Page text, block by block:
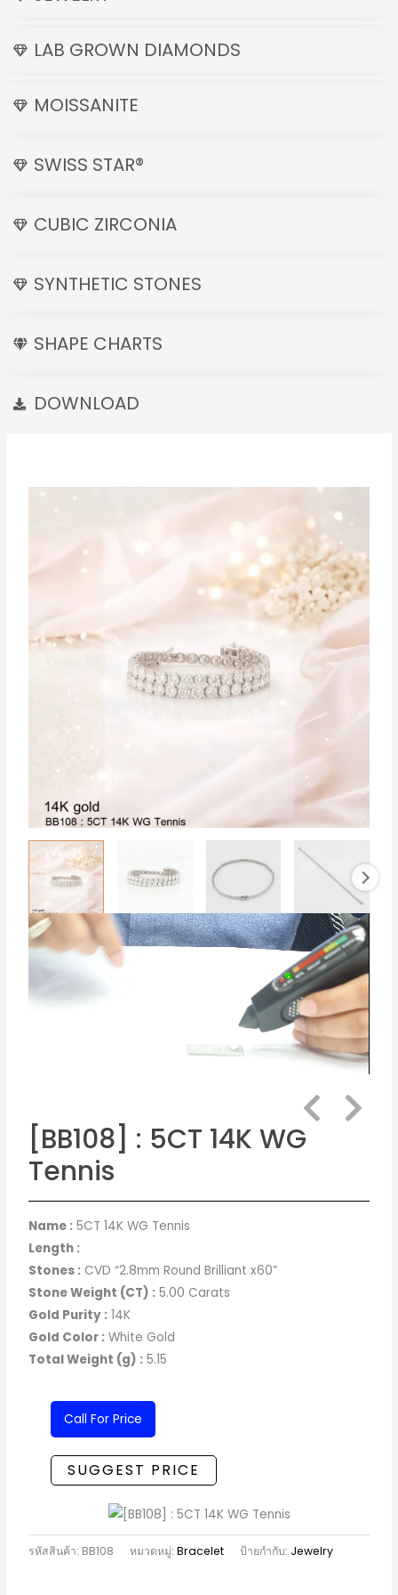
LAB GROWN DIAMONDS
MOISSANITE
SWISS STAR®
CUBIC ZIRCONIA
SYNTHETIC STONES
SHAPE CHARTS
DOWNLOAD
[BB108] : 5CT 14K WG
Tennis
Name : 5CT 14K WG Tennis
Length :
Stones : CVD “2.8mm Round Brilliant x60”
Stone Weight (CT) : 5.00 Carats
Gold Purity : 14K
Gold Color : White Gold
Total Weight (g) : 5.15
Call For Price
SUGGEST PRICE
รหัสสินค้า: BB108 หมวดหมู่:Bracelet ป้ายกำกับ: Jewelry